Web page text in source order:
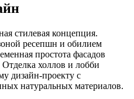
стилевая концепция.
ресепшн и обилием
простота фасадов
Отделка холлов и лобби
дизайн-проекту с
натуральных материалов.